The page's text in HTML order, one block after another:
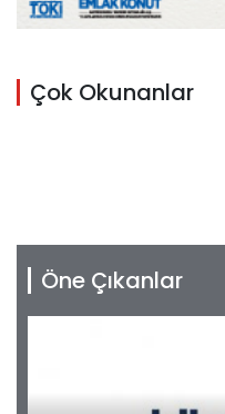
Çok Okunanlar
Öne Çıkanlar